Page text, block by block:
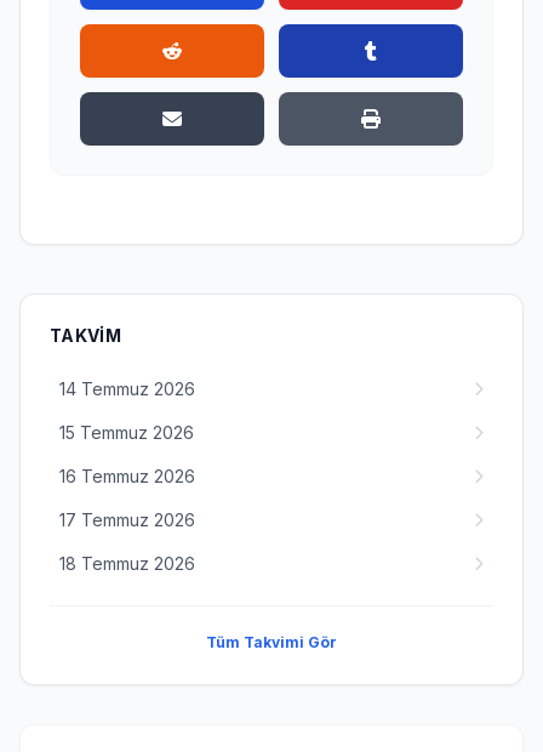
TAKVIM
14 Temmuz 2026
15 Temmuz 2026
16 Temmuz 2026
17 Temmuz 2026
18 Temmuz 2026
Tüm Takvimi Gör